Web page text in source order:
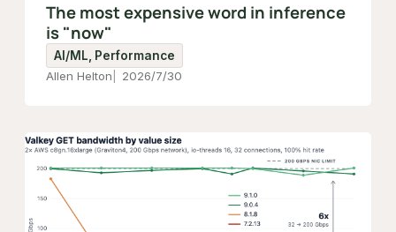
The most expensive word in inference
is "now"
AI/ML, Performance
Allen Helton
2026/7/30